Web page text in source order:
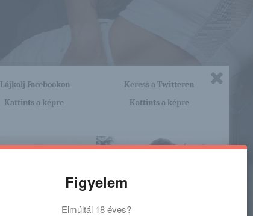
Lájkolj Facebookon
Kattints a képre
Keress a Twitteren
Kattints a képre
Figyelem
Elmúltál 18 éves?